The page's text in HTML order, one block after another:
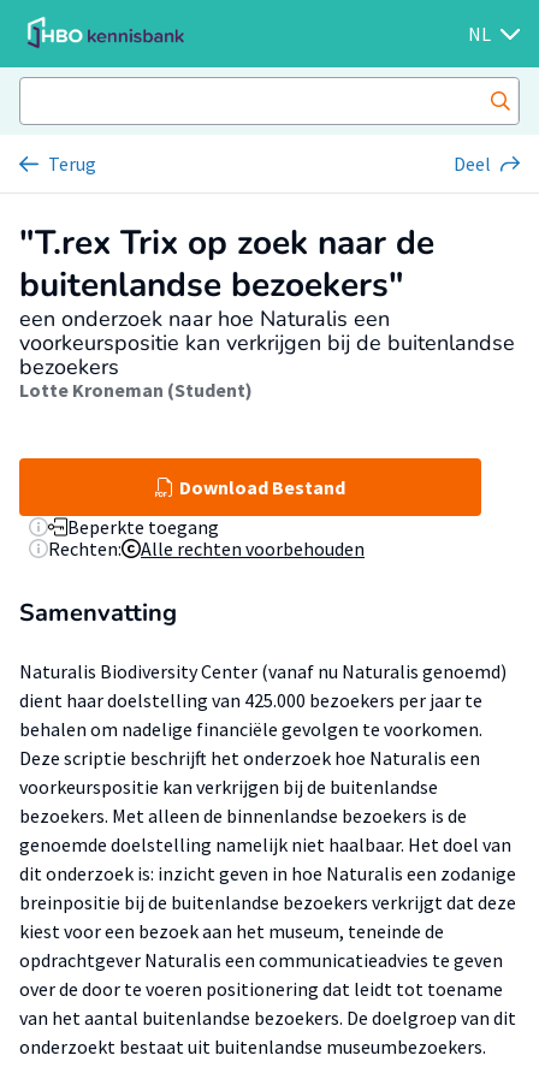
NL
Terug Deel
"T.rex Trix op zoek naar de
buitenlandse bezoekers"
een onderzoek naar hoe Naturalis een
voorkeurspositie kan verkrijgen bij de buitenlandse
bezoekers
Lotte Kroneman (Student)
Download Bestand
Beperkte toegang
Rechten:
Alle rechten voorbehouden
Samenvatting
Naturalis Biodiversity Center (vanaf nu Naturalis genoemd)
dient haar doelstelling van 425.000 bezoekers per jaar te
behalen om nadelige financiële gevolgen te voorkomen.
Deze scriptie beschrijft het onderzoek hoe Naturalis een
voorkeurspositie kan verkrijgen bij de buitenlandse
bezoekers. Met alleen de binnenlandse bezoekers is de
genoemde doelstelling namelijk niet haalbaar. Het doel van
dit onderzoek is: inzicht geven in hoe Naturalis een zodanige
breinpositie bij de buitenlandse bezoekers verkrijgt dat deze
kiest voor een bezoek aan het museum, teneinde de
opdrachtgever Naturalis een communicatieadvies te geven
over de door te voeren positionering dat leidt tot toename
van het aantal buitenlandse bezoekers. De doelgroep van dit
onderzoekt bestaat uit buitenlandse museumbezoekers.